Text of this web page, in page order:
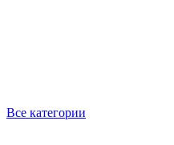
Все категории